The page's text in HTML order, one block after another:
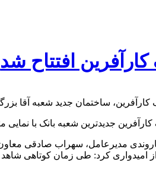
افتتاح شد
ساختمان جدید شعبه آقا
جدیدترین شعبه بانک با
مدیرعامل، سهراب صادقی
امیدواری کرد: طی زمان